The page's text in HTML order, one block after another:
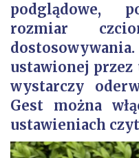
podglądowe,
rozmiar
ustawionej
wystarczy
Gest można
ustawieniach